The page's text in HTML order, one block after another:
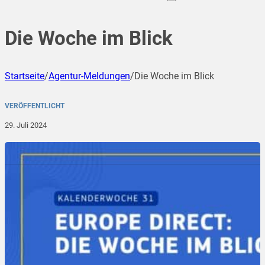
Die Woche im Blick
Startseite/Agentur-Meldungen/Die Woche im Blick
VERÖFFENTLICHT
29. Juli 2024